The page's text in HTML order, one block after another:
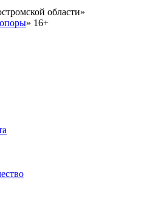
области»
» 16+